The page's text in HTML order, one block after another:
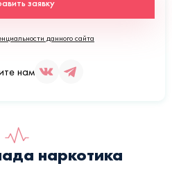
заявку
данного сайта
нам
наркотика